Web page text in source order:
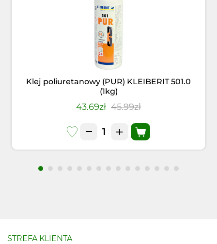
Klej poliuretanowy (PUR) KLEIBERIT 501.0
(1kg)
43.69zł 45.99zł
STREFA KLIENTA